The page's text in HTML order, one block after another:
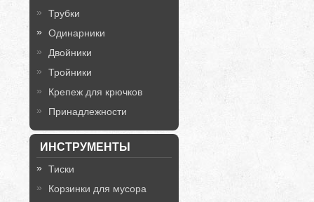
Трубки
Одинарники
Двойники
Тройники
Крепеж для крючков
Принадлежности
ИНСТРУМЕНТЫ
Тиски
Корзинки для мусора